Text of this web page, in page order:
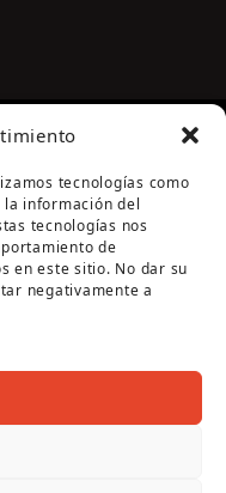
tecnologías como
información del
tecnologías nos
de
en este sitio. No dar su
negativamente a
de Córdoba